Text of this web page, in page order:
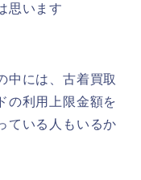
思います
中には、古着買取
の利用上限金額を
ている人もいるか